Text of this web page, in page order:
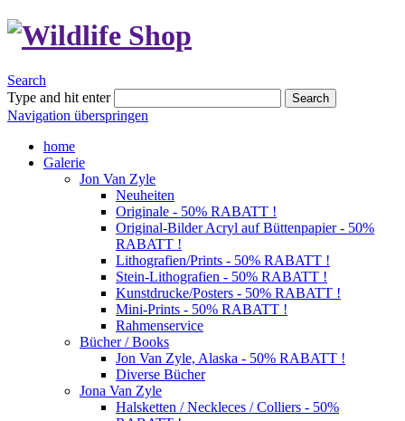
Search
Type and hit enter
Search
Navigation überspringen
home
Galerie
Jon Van Zyle
Neuheiten
Originale - 50% RABATT !
Original-Bilder Acryl auf Büttenpapier - 50%
RABATT !
Lithografien/Prints - 50% RABATT !
Stein-Lithografien - 50% RABATT !
Kunstdrucke/Posters - 50% RABATT !
Mini-Prints - 50% RABATT !
Rahmenservice
Bücher / Books
Jon Van Zyle, Alaska - 50% RABATT !
Diverse Bücher
Jona Van Zyle
Halsketten / Neckleces / Colliers - 50%